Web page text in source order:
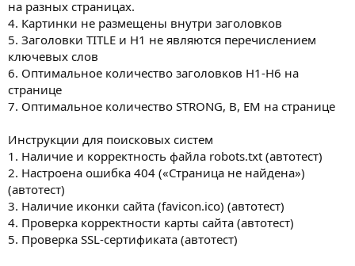
на разных страницах.
4. Картинки не размещены внутри заголовков
5. Заголовки TITLE и H1 не являются перечислением
ключевых слов
6. Оптимальное количество заголовков H1-H6 на
странице
7. Оптимальное количество STRONG, B, EM на странице
Инструкции для поисковых систем
1. Наличие и корректность файла robots.txt (автотест)
2. Настроена ошибка 404 («Страница не найдена»)
(автотест)
3. Наличие иконки сайта (favicon.ico) (автотест)
4. Проверка корректности карты сайта (автотест)
5. Проверка SSL-сертификата (автотест)